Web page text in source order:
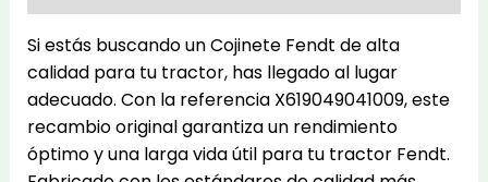
Si estás buscando un Cojinete Fendt de alta
calidad para tu tractor, has llegado al lugar
adecuado. Con la referencia X619049041009, este
recambio original garantiza un rendimiento
óptimo y una larga vida útil para tu tractor Fendt.